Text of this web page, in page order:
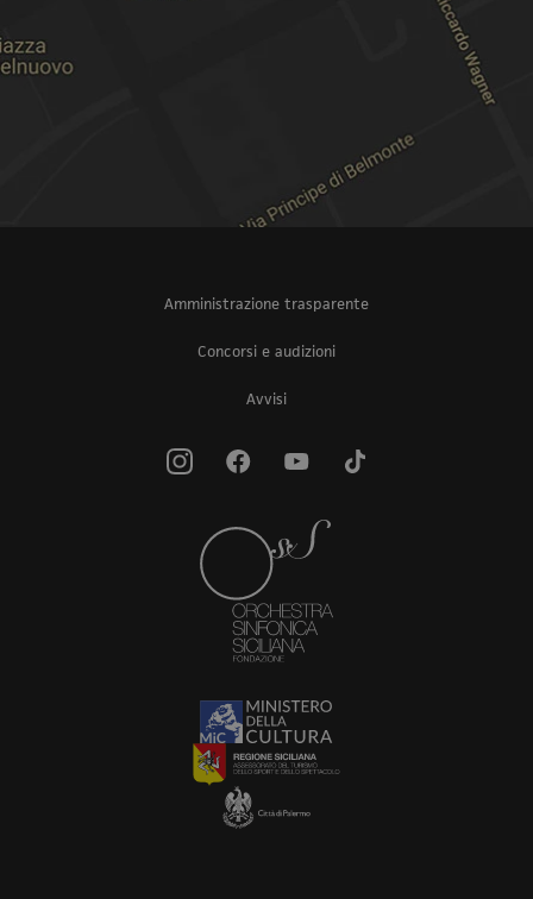
Amministrazione trasparente
Concorsi e audizioni
Avvisi